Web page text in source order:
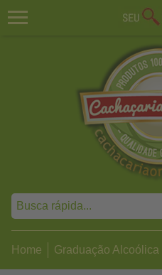
Home Graduação Alcoólica